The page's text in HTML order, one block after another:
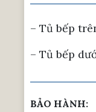
– Tủ bếp
– Tủ bếp
BẢO HÀNH: